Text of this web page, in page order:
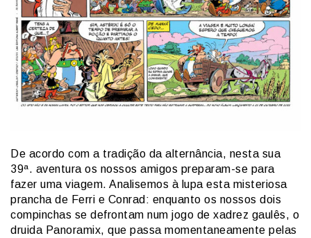
De acordo com a tradição da alternância, nesta sua
39ª. aventura os nossos amigos preparam-se para
fazer uma viagem. Analisemos à lupa esta misteriosa
prancha de Ferri e Conrad: enquanto os nossos dois
compinchas se defrontam num jogo de xadrez gaulês, o
druida Panoramix, que passa momentaneamente pelas